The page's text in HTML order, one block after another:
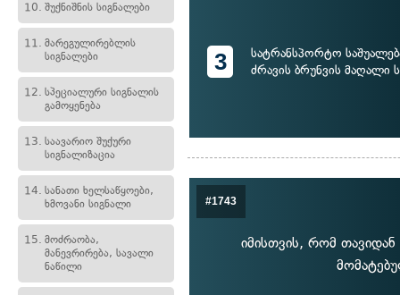
10. შუქნიშნის სიგნალები
11. მარეგულირებლის
სიგნალები
12. სპეციალური სიგნალის
გამოყენება
13. საავარიო შუქური
სიგნალიზაცია
14. სანათი ხელსაწყოები,
ხმოვანი სიგნალი
15. მოძრაობა,
მანევრირება, სავალი
ნაწილი
3
სატრანსპორტო
ძრავის ბრუნვის მაღალი
#1743
იმისთვის, რომ თავიდან